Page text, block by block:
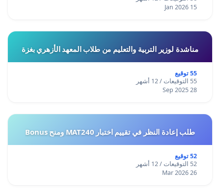
15 Jan 2026
مناشدة لوزير التربية والتعليم من طلاب المعهد الأزهري بغزة
55 توقيع
55 التوقيعات / 12 أشهر
28 Sep 2025
طلب إعادة النظر في تقييم اختبار MAT240 ومنح Bonus
52 توقيع
52 التوقيعات / 12 أشهر
26 Mar 2026